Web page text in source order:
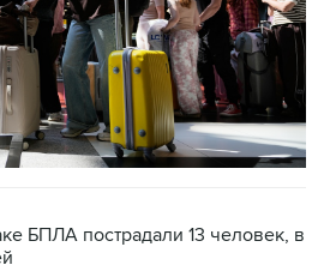
БПЛА пострадали 13 человек, в